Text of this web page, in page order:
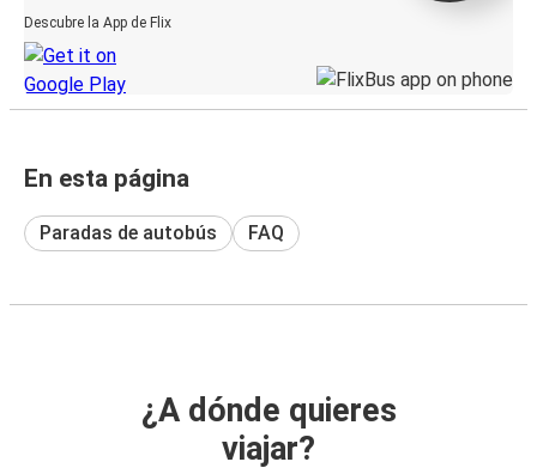
Descubre la App de Flix
En esta página
Paradas de autobús FAQ
¿A dónde quieres
viajar?